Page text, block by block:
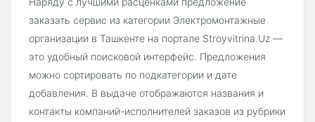
заказать сервис из категории Электромонтажные
организации в Ташкенте на портале Stroyvitrina.Uz —
это удобный поисковой интерфейс. Предложения
можно сортировать по подкатегории и дате
добавления. В выдаче отображаются названия и
контакты компаний-исполнителей заказов из рубрики